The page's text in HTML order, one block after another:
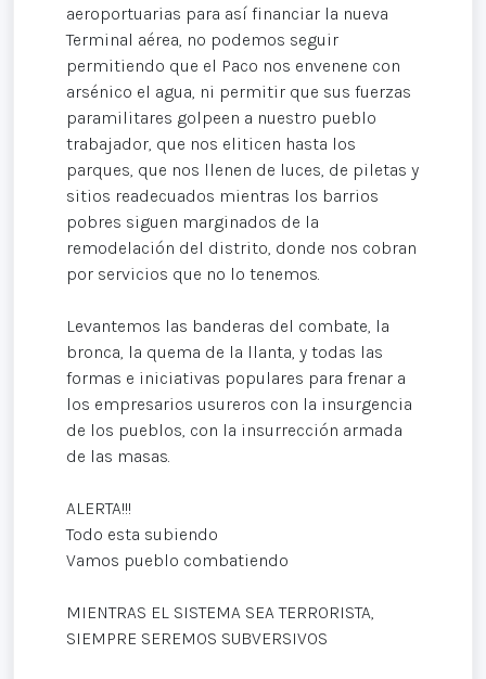
aeroportuarias para así financiar la nueva
Terminal aérea, no podemos seguir
permitiendo que el Paco nos envenene con
arsénico el agua, ni permitir que sus fuerzas
paramilitares golpeen a nuestro pueblo
trabajador, que nos eliticen hasta los
parques, que nos llenen de luces, de piletas y
sitios readecuados mientras los barrios
pobres siguen marginados de la
remodelación del distrito, donde nos cobran
por servicios que no lo tenemos.
Levantemos las banderas del combate, la
bronca, la quema de la llanta, y todas las
formas e iniciativas populares para frenar a
los empresarios usureros con la insurgencia
de los pueblos, con la insurrección armada
de las masas.
ALERTA!!!
Todo esta subiendo
Vamos pueblo combatiendo
MIENTRAS EL SISTEMA SEA TERRORISTA,
SIEMPRE SEREMOS SUBVERSIVOS